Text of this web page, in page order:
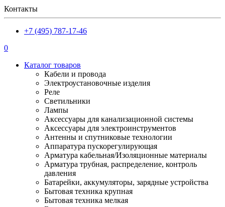
Контакты
+7 (495) 787-17-46
0
Каталог товаров
Кабели и провода
Электроустановочные изделия
Реле
Светильники
Лампы
Аксессуары для канализационной системы
Аксессуары для электроинструментов
Антенны и спутниковые технологии
Аппаратура пускорегулирующая
Арматура кабельная/Изоляционные материалы
Арматура трубная, распределение, контроль
давления
Батарейки, аккумуляторы, зарядные устройства
Бытовая техника крупная
Бытовая техника мелкая